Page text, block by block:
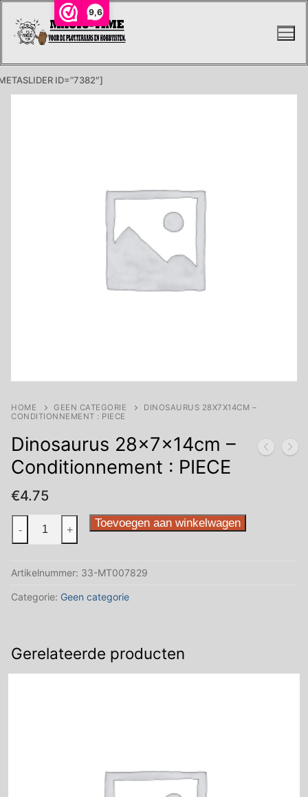
9,6
naar
ID=”7382″]
HOME GEEN CATEGORIE
DINOSAURUS 28X7X14CM –
CONDITIONNEMENT : PIECE
Dinosaurus 28x7x14cm –
Conditionnement : PIECE
€4.75
Dinosaurus
28x7x14cm
Conditionnement
:
- + Toevoegen aan winkelwagen
Artikelnummer: 33-MT007829
Categorie: Geen categorie
Gerelateerde producten